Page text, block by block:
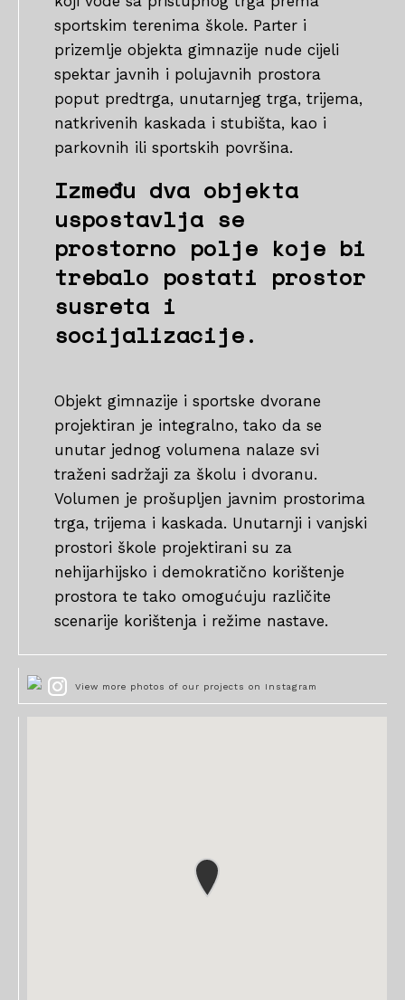
sportskim terenima škole. Parter i
prizemlje objekta gimnazije nude cijeli
spektar javnih i polujavnih prostora
poput predtrga, unutarnjeg trga, trijema,
natkrivenih kaskada i stubišta, kao i
parkovnih ili sportskih površina.
Između dva objekta
uspostavlja se
prostorno polje koje bi
trebalo postati prostor
susreta i
socijalizacije.
Objekt gimnazije i sportske dvorane
projektiran je integralno, tako da se
unutar jednog volumena nalaze svi
traženi sadržaji za školu i dvoranu.
Volumen je prošupljen javnim prostorima
trga, trijema i kaskada. Unutarnji i vanjski
prostori škole projektirani su za
nehijarhijsko i demokratično korištenje
prostora te tako omogućuju različite
scenarije korištenja i režime nastave.
View more photos of our projects on Instagram